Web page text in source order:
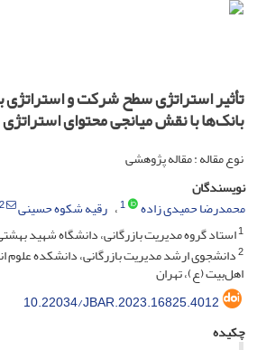
تأثیر استراتژی سطح شرکت و استراتژی
بانک‌ها با نقش میانجی محتوای استراتژی
نوع مقاله : مقاله پژوهشی
نویسندگان
محمدرضا حمیدی زاده
1 رقیه شکوه حسینی
2
1استاد گروه مدیریت بازرگانی، دانشگاه شهید
2دانشجوی ارشد مدیریت بازرگانی، دانشکده علوم
اهل‌بیت (ع)، تهران
10.22034/JBAR.2023.16825.4012
چکیده